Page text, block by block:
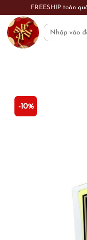
content
FREESHIP toàn
Search
for:
-10%